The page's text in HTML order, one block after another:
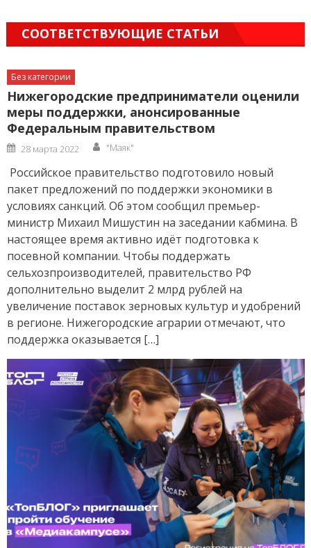
СООТВЕТСТВУЮЩИЕ СТАТЬИ
Без категории
Нижегородские предприниматели оценили
меры поддержки, анонсированные
Федеральным правительством
Posted
on
28 марта 2022 Author
"Маяк"
Российское правительство подготовило новый
пакет предложений по поддержки экономики в
условиях санкций. Об этом сообщил премьер-
министр Михаил Мишустин на заседании кабмина. В
настоящее время активно идёт подготовка к
посевной компании. Чтобы поддержать
сельхозпроизводителей, правительство РФ
дополнительно выделит 2 млрд рублей на
увеличение поставок зерновых культур и удобрений
в регионе. Нижегородские аграрии отмечают, что
поддержка оказывается […]